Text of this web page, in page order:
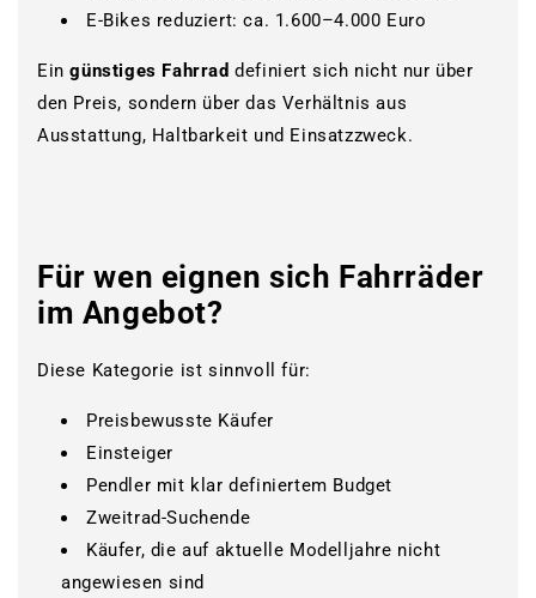
E-Bikes reduziert: ca. 1.600–4.000 Euro
Eingünstiges Fahrrad definiert sich nicht nur über
den Preis, sondern über das Verhältnis aus
Ausstattung, Haltbarkeit und Einsatzzweck.
Für wen eignen sich Fahrräder
im Angebot?
Diese Kategorie ist sinnvoll für:
Preisbewusste Käufer
Einsteiger
Pendler mit klar definiertem Budget
Zweitrad-Suchende
Käufer, die auf aktuelle Modelljahre nicht
angewiesen sind